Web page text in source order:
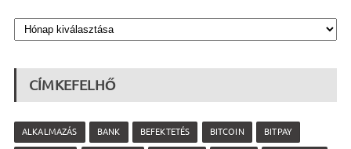
CÍMKEFELHŐ
ALKALMAZÁS BANK BEFEKTETÉS BITCOIN BITPAY